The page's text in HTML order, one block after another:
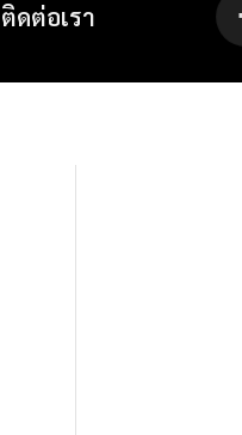
ติดต่อเรา